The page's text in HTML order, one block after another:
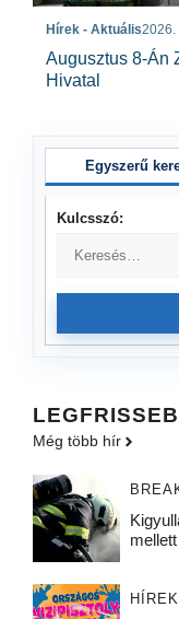
Hírek - Aktuális2026.
Augusztus 8-Án
Hivatal
Egyszerű
Kulcsszó:
Még több hír
mellett